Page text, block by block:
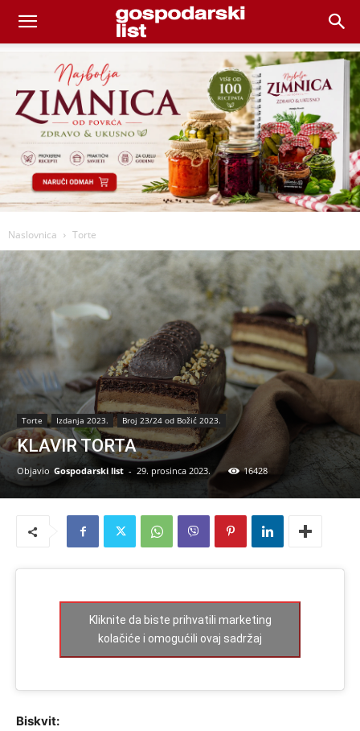
Naslovnica Torte
Torte Izdanja 2023. Broj 23/24 od Božić 2023.
KLAVIR TORTA
Objavio Gospodarski list - 29. prosinca 2023. 16428
Kliknite da biste prihvatili marketing
kolačiće i omogućili ovaj sadržaj
Biskvit: